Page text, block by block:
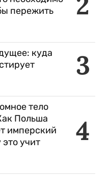
пережить
3
куда
4
тело
Польша
имперский
учит